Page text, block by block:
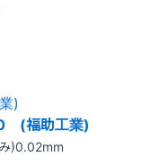
(福助工業)
)0.02mm